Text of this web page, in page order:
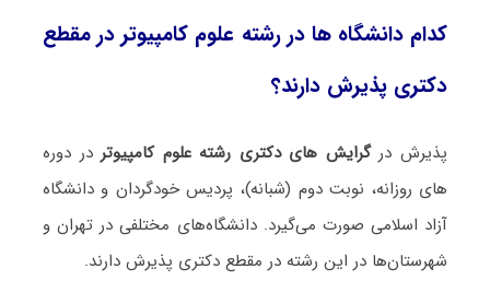
کدام دانشگاه ها در رشته ﻋﻠﻮم ﻛﺎﻣﭙﻴﻮﺗﺮ در مقطع
دکتری پذیرش دارند؟
پذیرش درگرایش های دکتری رشته ﻋﻠﻮم ﻛﺎﻣﭙﻴﻮﺗﺮ در دوره
های روزانه، نوبت دوم (شبانه)، پردیس خودگردان و دانشگاه
آزاد اسلامی صورت می‌گیرد. دانشگاه‌های مختلفی در تهران و
شهرستان‌ها در این رشته در مقطع دکتری پذیرش دارند.